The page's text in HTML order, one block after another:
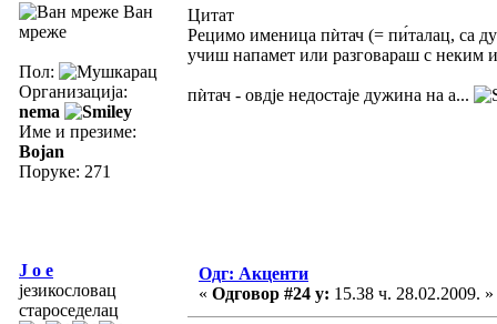
Ван
мреже
Пол:
Организација:
nema
Име и презиме:
Bojan
Поруке: 271
Цитат
Рецимо именица пѝтач (= пи́талац, са
учиш напамет или разговараш с неким
пѝтач - овдје недостаје дужина на а...
J o e
језикословац
староседелац
Одг: Акценти
« Одговор #24 у: 15.38 ч. 28.02.2009. »